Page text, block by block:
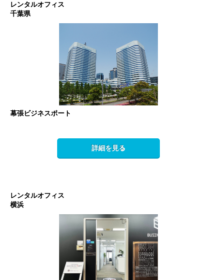
レンタルオフィス
千葉県
幕張ビジネスポート
詳細を見る
レンタルオフィス
横浜